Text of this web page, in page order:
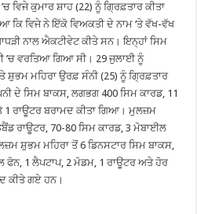
ਵਿਜੇ ਕੁਮਾਰ ਸ਼ਾਹ (22) ਨੂੰ ਗ੍ਰਿਫ਼ਤਾਰ ਕੀਤਾ
ਕਿ ਵਿਜੇ ਨੇ ਇੱਕੋ ਵਿਅਕਤੀ ਦੇ ਨਾਮ ‘ਤੇ ਵੱਖ-ਵੱਖ
ਨਾਲ ਐਕਟੀਵੇਟ ਕੀਤੇ ਸਨ। ਇਨ੍ਹਾਂ ਸਿਮ
’ਚ ਵਰਤਿਆ ਗਿਆ ਸੀ। 29 ਜੁਲਾਈ ਨੂੰ
ਸ਼ੁਭਮ ਮਹਿਰਾ ਉਰਫ਼ ਸੰਨੀ (25) ਨੂੰ ਗ੍ਰਿਫ਼ਤਾਰ
ਦੇ ਸਿਮ ਬਾਕਸ, ਲਗਭਗ 400 ਸਿਮ ਕਾਰਡ, 11
ਰਾਊਟਰ ਬਰਾਮਦ ਕੀਤਾ ਗਿਆ। ਮੁਲਜ਼ਮ
ਰਾਊਟਰ, 70-80 ਸਿਮ ਕਾਰਡ, 3 ਮੋਬਾਈਲ
ਸ਼ੁਭਮ ਮਹਿਰਾ ਤੋਂ 6 ਡਿਨਸਟਾਰ ਸਿਮ ਬਾਕਸ,
ਫੋਨ, 1 ਲੈਪਟਾਪ, 2 ਮੋਡਮ, 1 ਰਾਊਟਰ ਅਤੇ ਹੋਰ
ਕੀਤੇ ਗਏ ਹਨ।